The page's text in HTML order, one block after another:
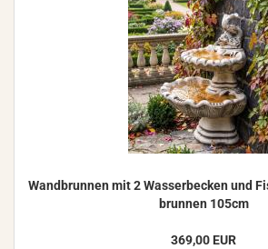
Wand­brun­nen mit 2 Was­ser­be­cken und
brun­nen 105cm
369,00 EUR